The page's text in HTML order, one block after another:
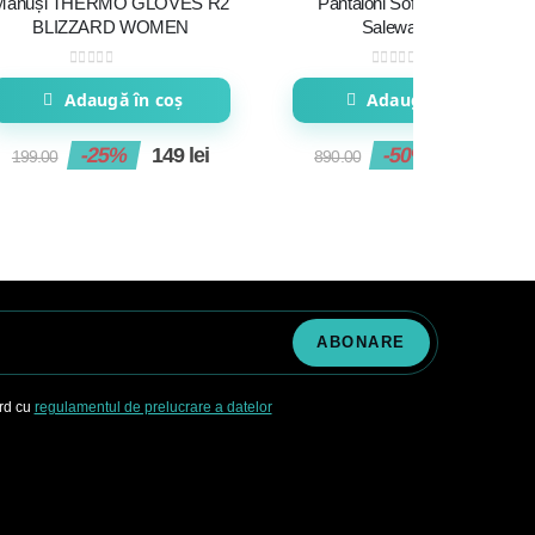
BLIZZARD WOMEN
0out of 5
Adaugă în coș
199.00 -25% 149 lei
Salewa Agner
0out of 5
Adaugă în coș
890.00 -50%
cu regulamentul de prelucrare a datelor